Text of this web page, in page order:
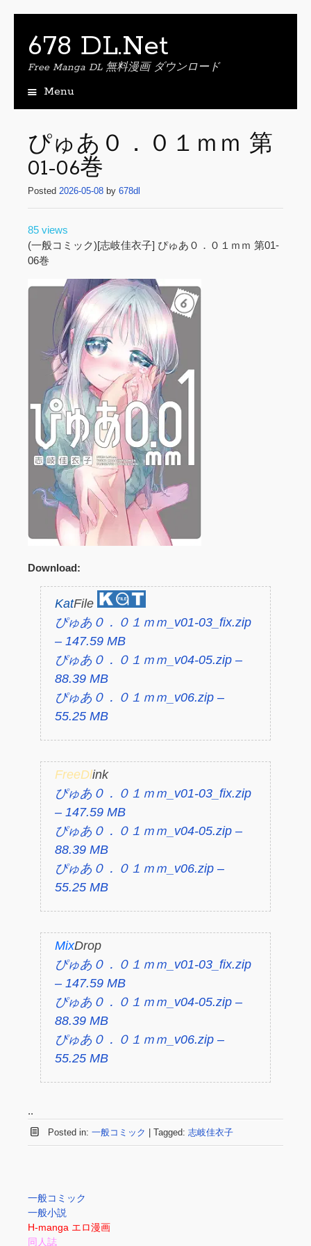
678 DL.Net
Free Manga DL 無料漫画 ダウンロード
Menu
i
p
t
o
c
o
t
n
ぴゅあ０．０１ｍｍ 第
01-06巻
Posted 2026-05-08 by 678dl
85 views
(一般コミック)[志岐佳衣子] ぴゅあ０．０１ｍｍ 第01-
06巻
Download:
KatFile
ぴゅあ０．０１ｍｍ_v01-03_fix.zip
– 147.59 MB
ぴゅあ０．０１ｍｍ_v04-05.zip –
88.39 MB
ぴゅあ０．０１ｍｍ_v06.zip –
55.25 MB
FreeDlink
ぴゅあ０．０１ｍｍ_v01-03_fix.zip
– 147.59 MB
ぴゅあ０．０１ｍｍ_v04-05.zip –
88.39 MB
ぴゅあ０．０１ｍｍ_v06.zip –
55.25 MB
MixDrop
ぴゅあ０．０１ｍｍ_v01-03_fix.zip
– 147.59 MB
ぴゅあ０．０１ｍｍ_v04-05.zip –
88.39 MB
ぴゅあ０．０１ｍｍ_v06.zip –
55.25 MB
..
Posted in: 一般コミック | Tagged: 志岐佳衣子
一般コミック
一般小説
H-manga エロ漫画
同人誌